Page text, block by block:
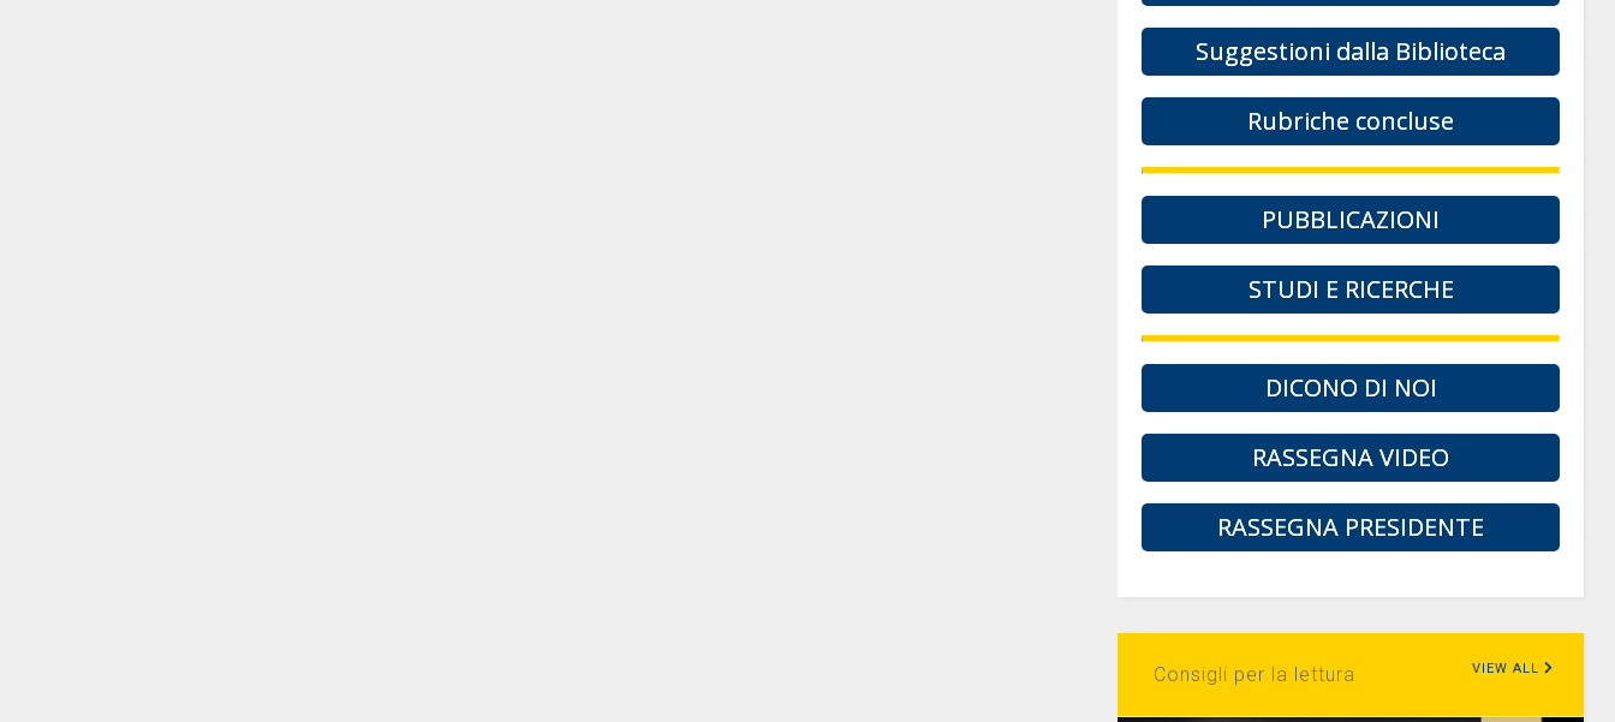
Suggestioni dalla Biblioteca
Rubriche concluse
PUBBLICAZIONI
STUDI E RICERCHE
DICONO DI NOI
RASSEGNA VIDEO
RASSEGNA PRESIDENTE
Consigli per la lettura VIEW ALL